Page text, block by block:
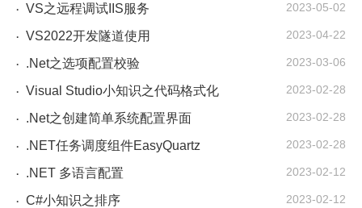
· VS之远程调试IIS服务 2023-05-02
· VS2022开发隧道使用 2023-04-22
· .Net之选项配置校验 2023-03-06
· Visual Studio小知识之代码格式化 2023-02-28
· .Net之创建简单系统配置界面 2023-02-28
· .NET任务调度组件EasyQuartz 2023-02-28
· .NET 多语言配置 2023-02-12
· C#小知识之排序 2023-02-12